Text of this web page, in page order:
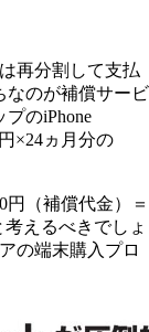
再分割して支払
なのが補償サービ
のiPhone
×24ヵ月分の
円（補償代金）＝
えるべきでしょ
の端末購入プロ